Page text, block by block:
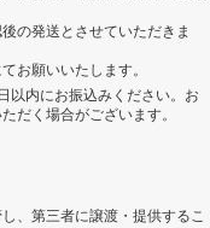
の発送とさせていただきま
お願いいたします。
以内にお振込みください。お
だく場合がございます。
、第三者に譲渡・提供するこ